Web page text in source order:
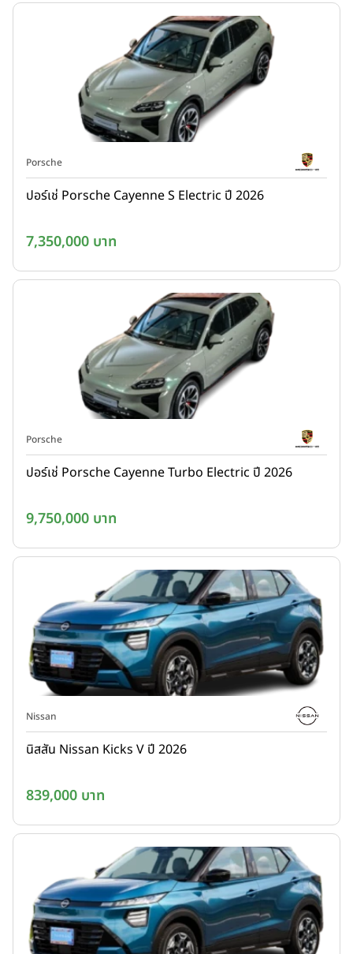
Porsche
ปอร์เช่ Porsche Cayenne S Electric ปี 2026
7,350,000 บาท
Porsche
ปอร์เช่ Porsche Cayenne Turbo Electric ปี 2026
9,750,000 บาท
Nissan
นิสสัน Nissan Kicks V ปี 2026
839,000 บาท